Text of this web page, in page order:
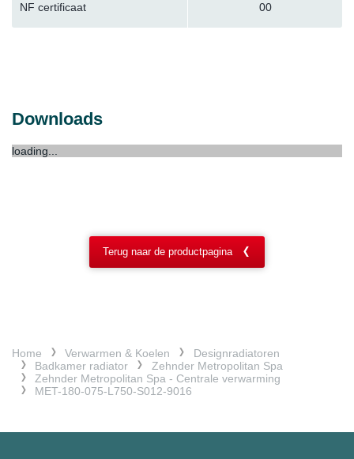
NF certificaat 00
Downloads
loading...
Terug naar de productpagina
Home Verwarmen & Koelen
Designradiatoren
Badkamer radiator
Zehnder Metropolitan Spa
Zehnder Metropolitan Spa - Centrale verwarming
MET-180-075-L750-S012-9016